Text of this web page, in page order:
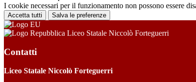
I cookie necessari per il funzionamento non possono essere
Accetta tutti Salva le preferenze
Liceo Statale Niccolò Forteguerri
Contatti
Liceo Statale Niccolò Forteguerri